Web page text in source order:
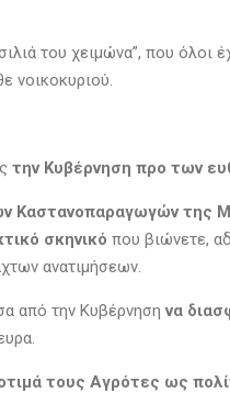
του χειμώνα”, που όλοι
νοικοκυριού.
την Κυβέρνηση προ των
Καστανοπαραγωγών της
σκηνικό που βιώνετε,
ανατιμήσεων.
από την Κυβέρνησηνα
τους Αγρότες ως